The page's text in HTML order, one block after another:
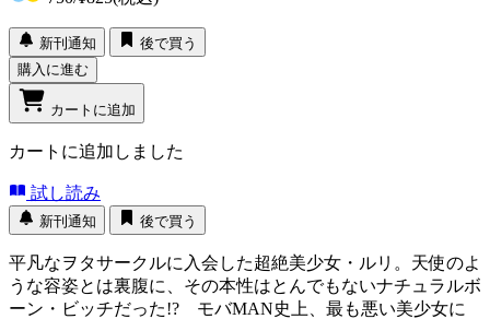
新刊通知
後で買う
購入に進む
カートに追加
カートに追加しました
試し読み
新刊通知 後で買う
平凡なヲタサークルに入会した超絶美少女・ルリ。天使のよ
うな容姿とは裏腹に、その本性はとんでもないナチュラルボ
ーン・ビッチだった!? モバMAN史上、最も悪い美少女に